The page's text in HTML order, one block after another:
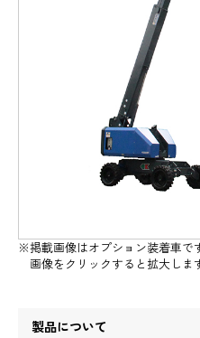
※掲載画像はオプション装着車で
画像をクリックすると拡大しま
製品について